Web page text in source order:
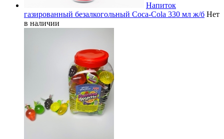
Напиток
газированный безалкогольный Coca-Cola 330 мл ж/б Нет
в наличии